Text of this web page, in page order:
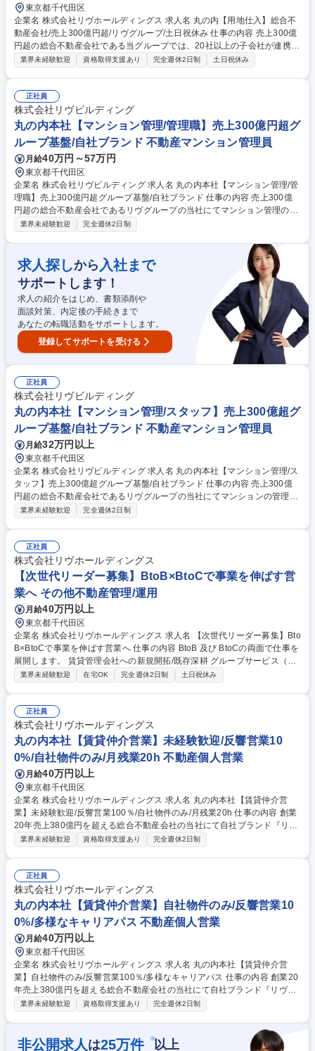
る！東京都千代田区
企業名 株式会社リヴホールディングス 求人名 丸の内【用地仕入】総合不
動産会社/売上300億円超/リヴグループ/土日祝休み 仕事の内容 売上300億
円超の総合不動産会社である当グループでは、20社以上の子会社が連携
し、投資用不動産の土地の仕入から設計・建築・販売・管理までを一気通
計■仲介会社・地場業者等からの情報収集、未公開案件の獲得■立地・法
規・権利関係の確認、簡易ボリューム・事業収支の作成■売主・仲介との
条件交渉、社内稟議、契約・決済までの一連の実務 ※即戦力として、収支
判断から交渉・実行まで主体的に担っていただきます。 募集職種 丸の内
【用地仕入】総合不動産会社/売上300億円超/リヴグループ/土日祝休み
業界未経験歓迎 資格取得支援あり 完全週休2日制 土日祝休み
正社員
株式会社リヴビルディング
丸の内本社【マンション管理/管理職】売上300億円超グ
ループ基盤/自社ブランド 不動産マンション管理員
月給40万円～57万円
東京都千代田区
企業名 株式会社リヴビルディング 求人名 丸の内本社【マンション管理/管
理職】売上300億円超グループ基盤/自社ブランド 仕事の内容 売上300億
円超の総合不動産会社であるリヴグループの当社にてマンション管理の管
理職クラスを募集します。主に分譲マンションの管理組合に対して様々な
分譲マンションの管理組合に対する運営・収支改善の提案や、修繕工事の
企画立案です。また、新規物件の営業や部員のマネジメントも担当しま
す。資格を活かし、組合の良きパートナーとして資産価値を守り、組織を
牽引するやりがいのあるポジションです。 募集職種 丸の内本社【マンシ
ョン管理/管理職】売上300億円超グループ基盤/自社ブランド
業界未経験歓迎 完全週休2日制
求人探しから 入社まで
サポートします！
求人の紹介をはじめ、書類添削や
面談対策、内定後の手続きまで
あなたの転職活動をサポートします。
登録してサポートを受ける
正社員
株式会社リヴビルディング
丸の内本社【マンション管理/スタッフ】売上300億超グ
ループ基盤/自社ブランド 不動産マンション管理員
月給32万円以上
東京都千代田区
企業名 株式会社リヴビルディング 求人名 丸の内本社【マンション管理/ス
タッフ】売上300億超グループ基盤/自社ブランド 仕事の内容 売上300億
円超の総合不動産会社であるリヴグループの当社にてマンションの管理事
務のスタッフクラスを募集します。主に分譲マンションの管理組合に対し
事の企画立案です。また、新規物件の営業や部員のマネジメントも担当し
ます。資格を活かし、組合の良きパートナーとして資産価値を守り、組織
を牽引するやりがいのあるポジションです。 募集職種 丸の内本社【マン
ション管理/スタッフ】売上300億超グループ基盤/自社ブランド
業界未経験歓迎 完全週休2日制
正社員
株式会社リヴホールディングス
【次世代リーダー募集】BtoB×BtoCで事業を伸ばす営
業へ その他不動産管理/運用
月給40万円以上
東京都千代田区
企業名 株式会社リヴホールディングス 求人名 【次世代リーダー募集】Bto
B×BtoCで事業を伸ばす営業へ 仕事の内容 BtoB 及び BtoCの両面で仕事を
展開します。 賃貸管理会社への新規開拓/既存深耕 グループサービス（保
証・再保証、引越し、電力、サポート24等）の利用拡大提索 提案資料や
居までの 反響～成約までの改善（返信・追客・内見導線など） 募集職種
【次世代リーダー募集】BtoB×BtoCで事業を伸ばす営業へ
業界未経験歓迎 在宅OK 完全週休2日制 土日祝休み
正社員
株式会社リヴホールディングス
丸の内本社【賃貸仲介営業】未経験歓迎/反響営業10
0%/自社物件のみ/月残業20h 不動産個人営業
月給40万円以上
東京都千代田区
企業名 株式会社リヴホールディングス 求人名 丸の内本社【賃貸仲介営
業】未経験歓迎/反響営業100％/自社物件のみ/月残業20h 仕事の内容 創業
20年売上380億円を超える総合不動産会社の当社にて自社ブランド『リヴ
シティ（LIVCITY）』シリーズの賃貸仲介営業を募集します！当社の賃貸
0％です！リヴシティ（LIVCITY）シリーズとは…・都心駅近で好立地な
物件・主に東京/神奈川/埼玉等の首都圏エリアや、名古屋/大阪等の大都市
に展開・1Kや1LDK等の単身者やカップル向けのコンパクトマンションが
中心・重厚感やハイグレードな設備（オートロック、独立洗面台、宅配B
OX等）が強み・顔認証システム（FreeiD）を導入した最先端物件も開発
募集職種 丸の内本社【賃貸仲介営業】未経験歓迎/反響営業100％/自社物
件のみ/月残業20h
業界未経験歓迎 資格取得支援あり 完全週休2日制
正社員
株式会社リヴホールディングス
丸の内本社【賃貸仲介営業】自社物件のみ/反響営業10
0%/多様なキャリアパス 不動産個人営業
月給40万円以上
東京都千代田区
企業名 株式会社リヴホールディングス 求人名 丸の内本社【賃貸仲介営
業】自社物件のみ/反響営業100％/多様なキャリアパス 仕事の内容 創業20
年売上380億円を超える総合不動産会社の当社にて自社ブランド『リヴシ
ティ（LIVCITY）』シリーズの賃貸仲介営業を募集します！当社の賃貸仲
く、転居希望者からの丸の内本社への問い合わせに対する反響営業が10
0％です！リヴシティ（LIVCITY）シリーズとは…・都心駅近で好立地な
業界未経験歓迎 資格取得支援あり 完全週休2日制
非公開求人 は25万件 ※以上